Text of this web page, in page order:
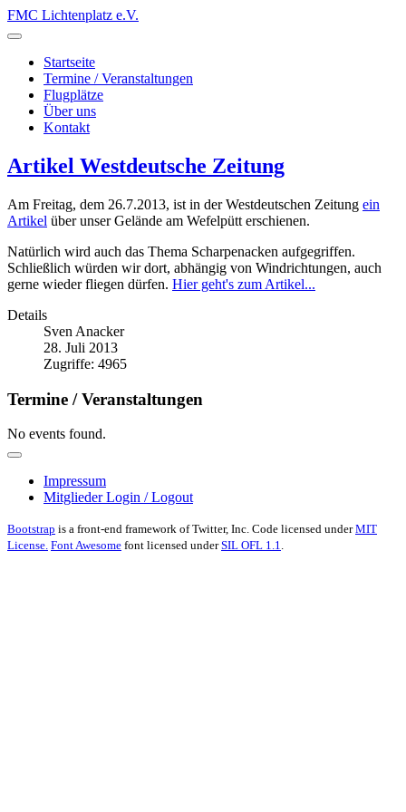
FMC Lichtenplatz e.V.
Startseite
Termine / Veranstaltungen
Flugplätze
Über uns
Kontakt
Artikel Westdeutsche Zeitung
Am Freitag, dem 26.7.2013, ist in der Westdeutschen Zeitung ein
Artikel über unser Gelände am Wefelpütt erschienen.
Natürlich wird auch das Thema Scharpenacken aufgegriffen.
Schließlich würden wir dort, abhängig von Windrichtungen, auch
gerne wieder fliegen dürfen. Hier geht's zum Artikel...
Details
Sven Anacker
28. Juli 2013
Zugriffe: 4965
Termine / Veranstaltungen
No events found.
Impressum
Mitglieder Login / Logout
Bootstrap is a front-end framework of Twitter, Inc. Code licensed underMIT
License. Font Awesome font licensed underSIL OFL 1.1.